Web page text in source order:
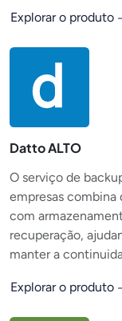
Explorar o produto
Datto ALTO
O serviço de
empresas
com
recuperação,
manter a
Explorar o produto